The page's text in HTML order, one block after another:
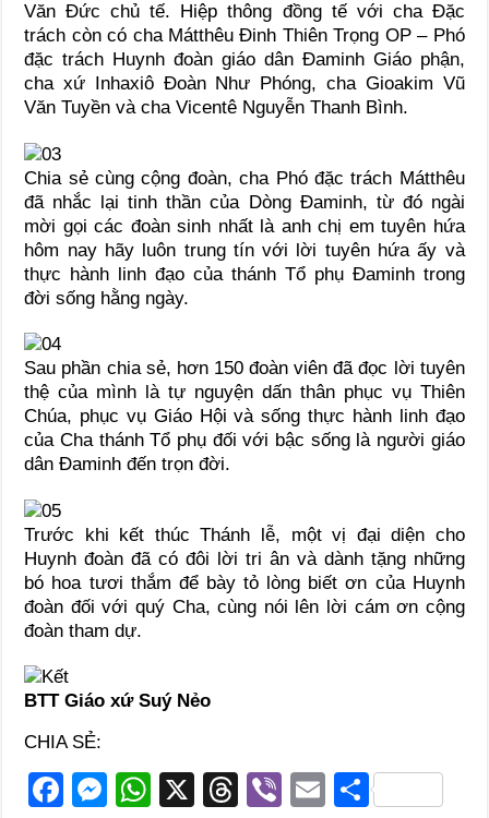
Văn Đức chủ tế. Hiệp thông đồng tế với cha Đặc
trách còn có cha Mátthêu Đinh Thiên Trọng OP – Phó
đặc trách Huynh đoàn giáo dân Đaminh Giáo phận,
cha xứ Inhaxiô Đoàn Như Phóng, cha Gioakim Vũ
Văn Tuyền và cha Vicentê Nguyễn Thanh Bình.
Chia sẻ cùng cộng đoàn, cha Phó đặc trách Mátthêu
đã nhắc lại tinh thần của Dòng Đaminh, từ đó ngài
mời gọi các đoàn sinh nhất là anh chị em tuyên hứa
hôm nay hãy luôn trung tín với lời tuyên hứa ấy và
thực hành linh đạo của thánh Tổ phụ Đaminh trong
đời sống hằng ngày.
Sau phần chia sẻ, hơn 150 đoàn viên đã đọc lời tuyên
thệ của mình là tự nguyện dấn thân phục vụ Thiên
Chúa, phục vụ Giáo Hội và sống thực hành linh đạo
của Cha thánh Tổ phụ đối với bậc sống là người giáo
dân Đaminh đến trọn đời.
Trước khi kết thúc Thánh lễ, một vị đại diện cho
Huynh đoàn đã có đôi lời tri ân và dành tặng những
bó hoa tươi thắm để bày tỏ lòng biết ơn của Huynh
đoàn đối với quý Cha, cùng nói lên lời cám ơn cộng
đoàn tham dự.
BTT Giáo xứ Suý Nẻo
CHIA SẺ:
F
M
W
X
T
Vi
E S